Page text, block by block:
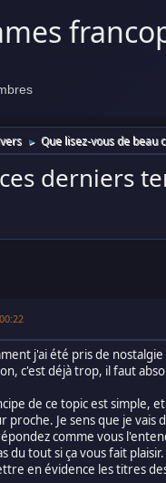
► Que lisez-vous de beau
derniers
j'ai été pris de
c'est déjà trop, il faut
de ce topic est simple,
proche. Je sens que je
comme vous
du tout si ça vous fait
en évidence les titres